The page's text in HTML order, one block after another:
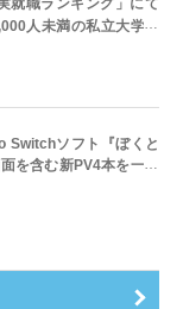
人未満の私立大学で
は26.5%（前年比＋
でも10位にランクイン
Switchソフト『ぼくと
を含む新PV4本を一挙